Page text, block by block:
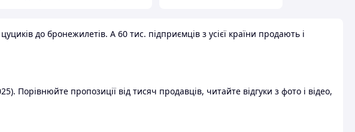
до бронежилетів. А 60 тис. підприємців з усієї країни продають і
Порівнюйте пропозиції від тисяч продавців, читайте відгуки з фото і відео,